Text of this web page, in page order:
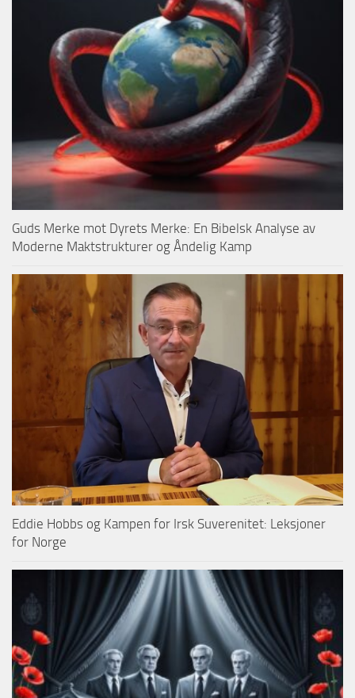
Guds Merke mot Dyrets Merke: En Bibelsk Analyse av
Moderne Maktstrukturer og Åndelig Kamp
Eddie Hobbs og Kampen for Irsk Suverenitet: Leksjoner
for Norge